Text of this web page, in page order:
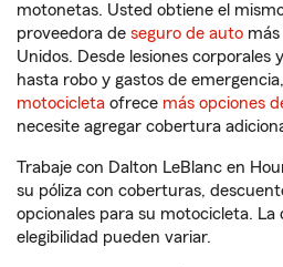
motonetas. Usted obtiene el
proveedora de seguro de auto
Unidos. Desde lesiones corporales
hasta robo y gastos de
motocicleta ofrece más opciones
necesite agregar cobertura
Trabaje con Dalton LeBlanc en
su póliza con coberturas,
opcionales para su motocicleta. La
elegibilidad pueden variar.